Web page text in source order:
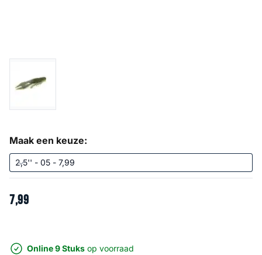
Maak een keuze:
7,99
Online 9 Stuks op voorraad